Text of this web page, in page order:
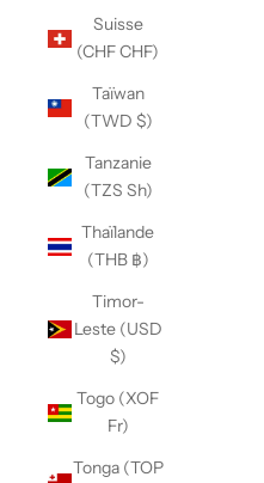
Suisse
(CHF CHF)
Taïwan
(TWD $)
Tanzanie
(TZS Sh)
Thaïlande
(THB ฿)
Timor-
Leste (USD
$)
Togo (XOF
Fr)
Tonga (TOP